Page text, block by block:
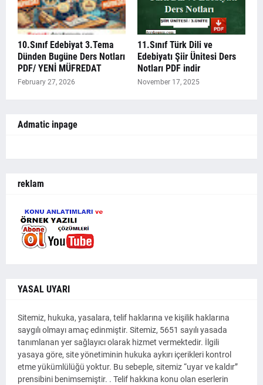
10.Sınıf Edebiyat 3.Tema
Dünden Bugüne Ders Notları
PDF/ YENİ MÜFREDAT
February 27, 2026
11.Sınıf Türk Dili ve
Edebiyatı Şiir Ünitesi Ders
Notları PDF indir
November 17, 2025
Admatic inpage
reklam
YASAL UYARI
Sitemiz, hukuka, yasalara, telif haklarına ve kişilik haklarına
saygılı olmayı amaç edinmiştir. Sitemiz, 5651 sayılı yasada
tanımlanan yer sağlayıcı olarak hizmet vermektedir. İlgili
yasaya göre, site yönetiminin hukuka aykırı içerikleri kontrol
etme yükümlülüğü yoktur. Bu sebeple, sitemiz “uyar ve kaldır”
prensibini benimsemiştir. . Telif hakkına konu olan eserlerin